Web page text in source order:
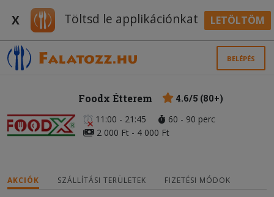
X Töltsd le applikációnkat LETÖLTÖM
BELÉPÉS
Foodx Étterem
4.6/5 (80+)
11:00 - 21:45
60 - 90 perc
2 000 Ft - 4 000 Ft
AKCIÓK SZÁLLÍTÁSI TERÜLETEK FIZETÉSI MÓDOK